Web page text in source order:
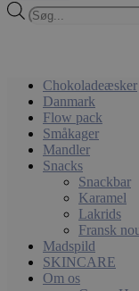
Products
search
Chokoladeæsker
Danmark
Flow pack
Småkager
Mandler
Snacks
Snackbar
Karamel
Lakrids
Fransk
Madspild
SKINCARE
Om os